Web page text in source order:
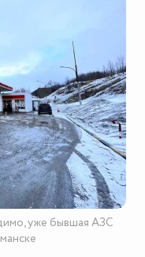
уже бывшая АЗС